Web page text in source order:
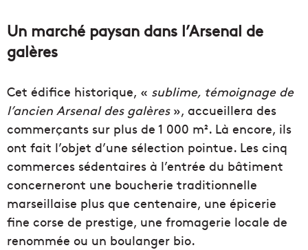
Un marché paysan dans l’Arsenal de
galères
Cet édifice historique, « sublime, témoignage de
l’ancien Arsenal des galères», accueillera des
commerçants sur plus de 1 000 m². Là encore, ils
ont fait l’objet d’une sélection pointue. Les cinq
commerces sédentaires à l’entrée du bâtiment
concerneront une boucherie traditionnelle
marseillaise plus que centenaire, une épicerie
fine corse de prestige, une fromagerie locale de
renommée ou un boulanger bio.